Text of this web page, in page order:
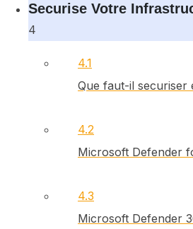
Securise Votre
4
4.1
Que faut-il securiser
4.2
Microsoft Defender
4.3
Microsoft Defender